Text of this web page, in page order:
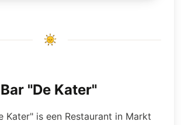
"De Kater"
Kater" is een Restaurant in Markt